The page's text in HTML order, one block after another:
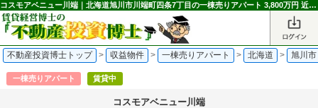
コスモアベニュー川端｜北海道旭川市川端町四条7丁目の一棟売りアパート 3,800万円 近文駅｜不動産投資博士
不動産投資博士トップ > 収益物件 > 一棟売りアパート > 北海道 > 旭川市
一棟売りアパート 賃貸中
コスモアベニュー川端